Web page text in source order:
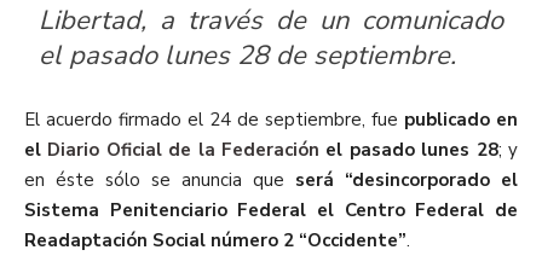
Libertad, a través de un comunicado
el pasado lunes 28 de septiembre.
El acuerdo firmado el 24 de septiembre, fue publicado en
el Diario Oficial de la Federación el pasado lunes 28; y
en éste sólo se anuncia que será “desincorporado el
Sistema Penitenciario Federal el Centro Federal de
Readaptación Social número 2 “Occidente”.